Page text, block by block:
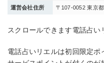
運営会社住所 〒107-0052 東京
スクロールできます電話占い
電話占いリエルは初回限定